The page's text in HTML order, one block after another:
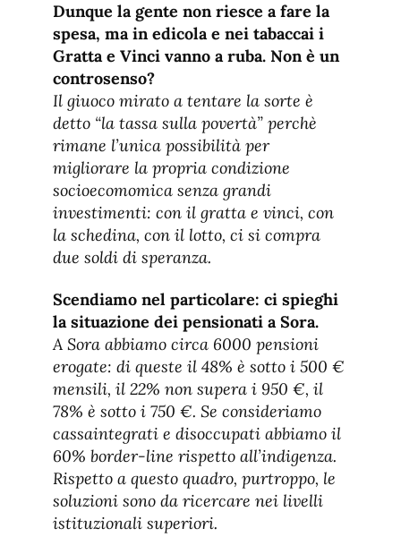
Dunque la gente non riesce a fare la
spesa, ma in edicola e nei tabaccai i
Gratta e Vinci vanno a ruba. Non è un
controsenso?
Il giuoco mirato a tentare la sorte è
detto “la tassa sulla povertà” perchè
rimane l’unica possibilità per
migliorare la propria condizione
socioecomomica senza grandi
investimenti: con il gratta e vinci, con
la schedina, con il lotto, ci si compra
due soldi di speranza.
Scendiamo nel particolare: ci spieghi
la situazione dei pensionati a Sora.
A Sora abbiamo circa 6000 pensioni
erogate: di queste il 48% è sotto i 500 €
mensili, il 22% non supera i 950 €, il
78% è sotto i 750 €. Se consideriamo
cassaintegrati e disoccupati abbiamo il
60% border-line rispetto all’indigenza.
Rispetto a questo quadro, purtroppo, le
soluzioni sono da ricercare nei livelli
istituzionali superiori.